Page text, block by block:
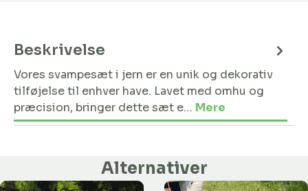
Beskrivelse
Vores svampesæt i jern er en unik og dekorativ
tilføjelse til enhver have. Lavet med omhu og
præcision, bringer dette sæt e… Mere
Alternativer